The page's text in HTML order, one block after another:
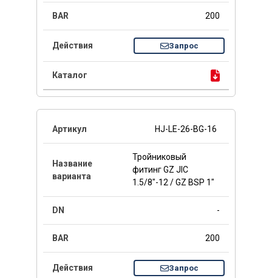
200
Запрос
HJ-LE-26-BG-16
Тройниковый
фитинг GZ JIC
1.5/8"-12 / GZ BSP 1"
-
200
Запрос